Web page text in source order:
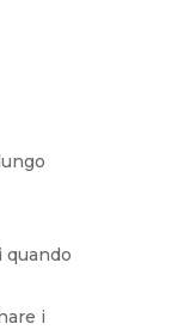
quando
i